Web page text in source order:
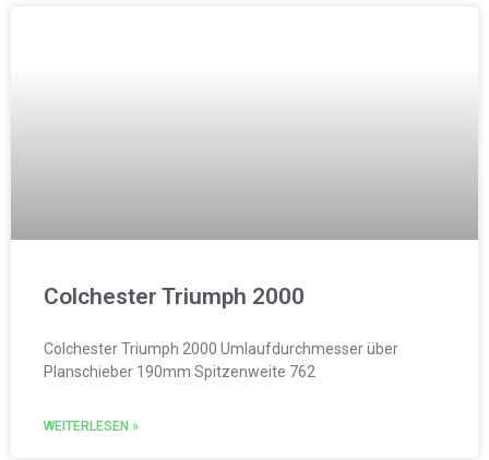
Colchester Triumph 2000
Colchester Triumph 2000 Umlaufdurchmesser über
Planschieber 190mm Spitzenweite 762
WEITERLESEN »